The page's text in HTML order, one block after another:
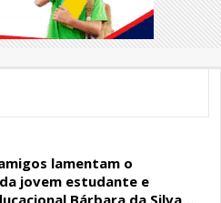
lamentam o
jovem estudante e
Bárbara da Silva